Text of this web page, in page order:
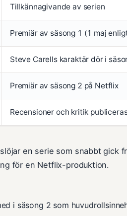
Tillkännagivande av serien
Premiär av säsong 1 (1 maj
Steve Carells karaktär dör i
Premiär av säsong 2 på Netflix
Recensioner och kritik
en serie som snabbt gick
för en Netflix-produktion.
i säsong 2 som